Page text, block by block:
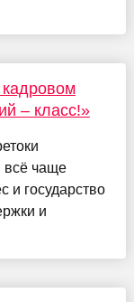
– класс!»
всё чаще
и государство
и